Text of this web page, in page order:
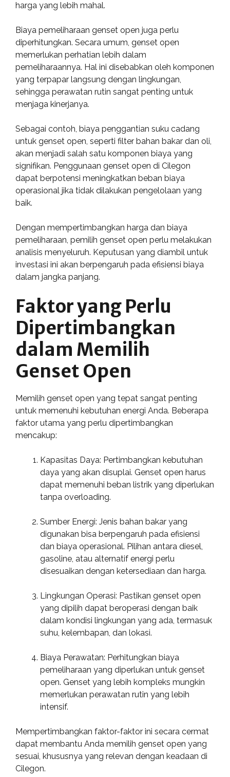
harga yang lebih mahal.
Biaya pemeliharaan genset open juga perlu
diperhitungkan. Secara umum, genset open
memerlukan perhatian lebih dalam
pemeliharaannya. Hal ini disebabkan oleh komponen
yang terpapar langsung dengan lingkungan,
sehingga perawatan rutin sangat penting untuk
menjaga kinerjanya.
Sebagai contoh, biaya penggantian suku cadang
untuk genset open, seperti filter bahan bakar dan oli,
akan menjadi salah satu komponen biaya yang
signifikan. Penggunaan genset open di Cilegon
dapat berpotensi meningkatkan beban biaya
operasional jika tidak dilakukan pengelolaan yang
baik.
Dengan mempertimbangkan harga dan biaya
pemeliharaan, pemilih genset open perlu melakukan
analisis menyeluruh. Keputusan yang diambil untuk
investasi ini akan berpengaruh pada efisiensi biaya
dalam jangka panjang.
Faktor yang Perlu
Dipertimbangkan
dalam Memilih
Genset Open
Memilih genset open yang tepat sangat penting
untuk memenuhi kebutuhan energi Anda. Beberapa
faktor utama yang perlu dipertimbangkan
mencakup:
Kapasitas Daya: Pertimbangkan kebutuhan
daya yang akan disuplai. Genset open harus
dapat memenuhi beban listrik yang diperlukan
tanpa overloading.
Sumber Energi: Jenis bahan bakar yang
digunakan bisa berpengaruh pada efisiensi
dan biaya operasional. Pilihan antara diesel,
gasoline, atau alternatif energi perlu
disesuaikan dengan ketersediaan dan harga.
Lingkungan Operasi: Pastikan genset open
yang dipilih dapat beroperasi dengan baik
dalam kondisi lingkungan yang ada, termasuk
suhu, kelembapan, dan lokasi.
Biaya Perawatan: Perhitungkan biaya
pemeliharaan yang diperlukan untuk genset
open. Genset yang lebih kompleks mungkin
memerlukan perawatan rutin yang lebih
intensif.
Mempertimbangkan faktor-faktor ini secara cermat
dapat membantu Anda memilih genset open yang
sesuai, khususnya yang relevan dengan keadaan di
Cilegon.